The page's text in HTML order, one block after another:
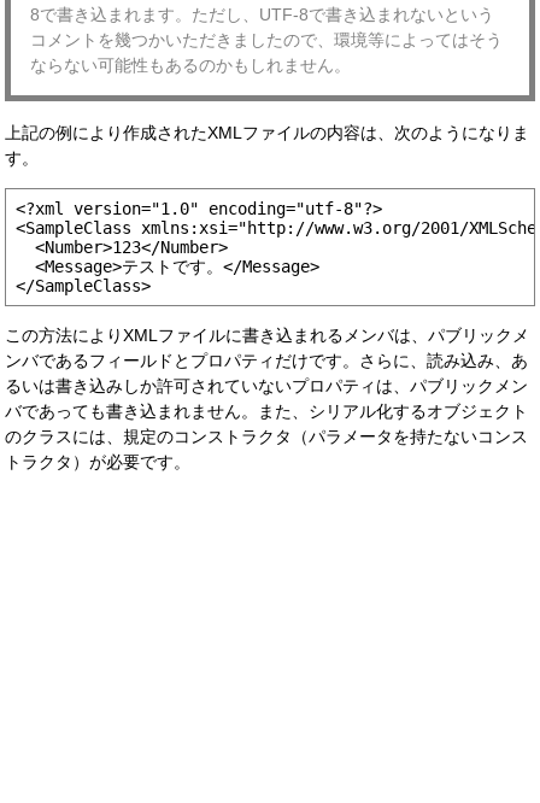
8で書き込まれます。ただし、UTF-8で書き込まれないという
コメントを幾つかいただきましたので、環境等によってはそう
ならない可能性もあるのかもしれません。
上記の例により作成されたXMLファイルの内容は、次のようになりま
す。
<?xml version="1.0" encoding="utf-8"?>
<SampleClass xmlns:xsi="http://www.w3.org/2001/
  <Number>123</Number>
  <Message>テストです。</Message>
この方法によりXMLファイルに書き込まれるメンバは、パブリックメ
ンバであるフィールドとプロパティだけです。さらに、読み込み、あ
るいは書き込みしか許可されていないプロパティは、パブリックメン
バであっても書き込まれません。また、シリアル化するオブジェクト
のクラスには、規定のコンストラクタ（パラメータを持たないコンス
トラクタ）が必要です。